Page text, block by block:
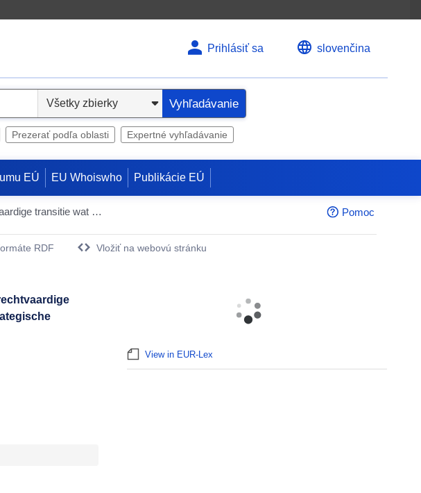
Prihlásiť sa slovenčina
Vyhľadávanie
Prezerať podľa oblasti Expertné vyhľadávanie
EÚ EU Whoiswho Publikácie EÚ
5.2. Wijziging van het EFRO, het Cohesiefonds en het Fonds voor een rechtvaardige transitie wat betreft specifieke maatregelen voor het aanpakken van strategische uitdagingen in het kader van de tussentijdse evaluatie ***I (stemming) Pomoc
RDF
Vložiť na webovú stránku
View in EUR-Lex